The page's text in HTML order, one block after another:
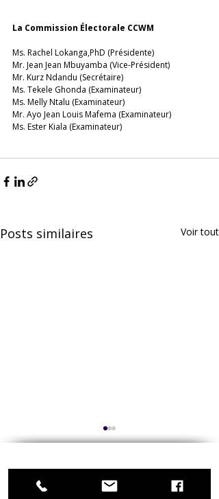
La Commission Électorale CCWM
Ms. Rachel Lokanga,PhD (Présidente)
Mr. Jean Jean Mbuyamba (Vice-Président)
Mr. Kurz Ndandu (Secrétaire)
Ms. Tekele Ghonda (Examinateur)
Ms. Melly Ntalu (Examinateur)
Mr. Ayo Jean Louis Mafema (Examinateur)
Ms. Ester Kiala (Examinateur)
Posts similaires Voir tout